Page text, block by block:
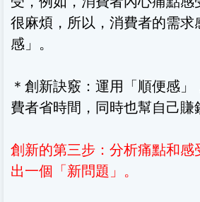
很麻煩，所以，消費者的需求
感」。
＊創新訣竅：運用「順便感
費者省時間，同時也幫自己賺
創新的第三步：分析痛點和感
出一個「新問題」 。